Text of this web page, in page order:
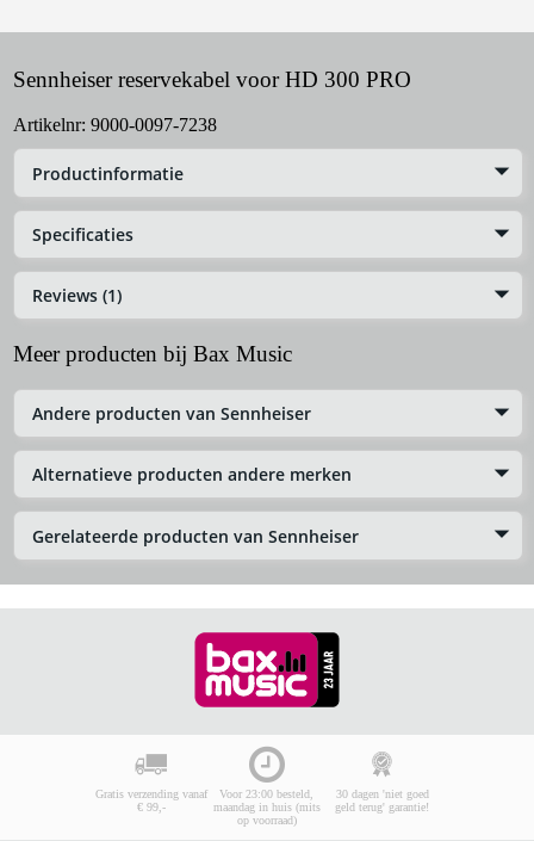
Sennheiser reservekabel voor HD 300 PRO
Artikelnr: 9000-0097-7238
Productinformatie
Specificaties
Reviews (1)
Meer producten bij Bax Music
Andere producten van Sennheiser
Alternatieve producten andere merken
Gerelateerde producten van Sennheiser
Gratis verzending vanaf
€ 99,-
Voor 23:00 besteld,
maandag in huis (mits
op voorraad)
30 dagen 'niet goed
geld terug' garantie!